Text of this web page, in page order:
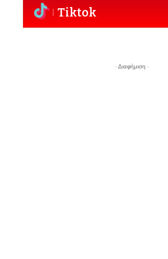
Tiktok
- Διαφήμιση -